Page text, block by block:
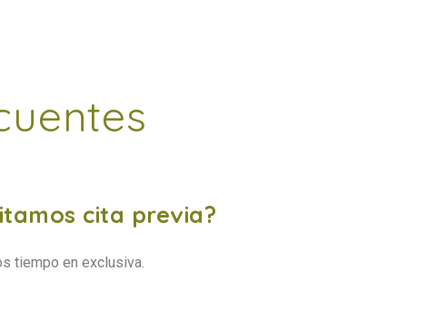
cita previa?
tiempo en exclusiva.